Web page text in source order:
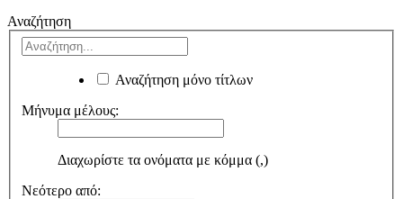
Αναζήτηση
Αναζήτηση μόνο τίτλων
Μήνυμα μέλους:
Διαχωρίστε τα ονόματα με κόμμα (,)
Νεότερο από: